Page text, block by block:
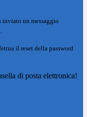
inviato un messaggio
il reset della password
di posta elettronica!